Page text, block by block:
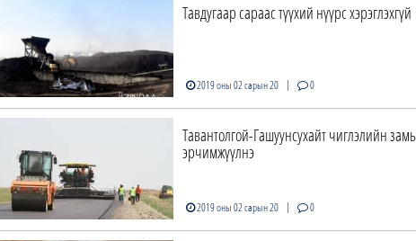
Тавдугаар сараас түүхий нүүрс хэрэглэхгүй
2019 оны 02 сарын 20 | 0
Тавантолгой-Гашуунсухайт чиглэлийн
эрчимжүүлнэ
2019 оны 02 сарын 20 | 0